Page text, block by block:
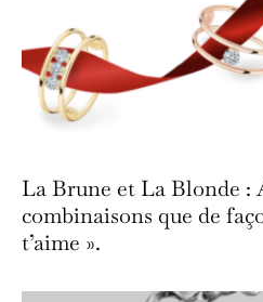
La Brune et La Blonde :
combinaisons que de
t’aime ».